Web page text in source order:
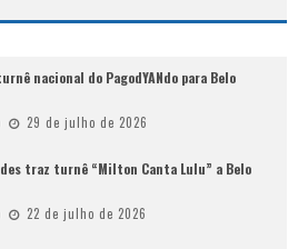
nacional do PagodYANdo para Belo
29 de julho de 2026
traz turnê “Milton Canta Lulu” a Belo
22 de julho de 2026